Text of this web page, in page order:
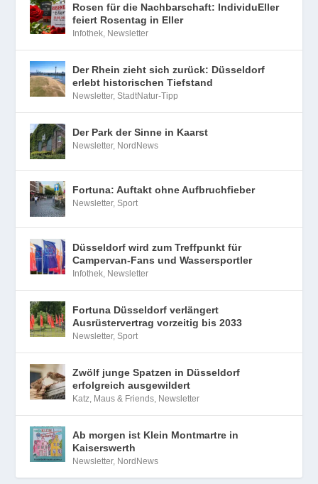
Rosen für die Nachbarschaft: IndividuEller
feiert Rosentag in Eller
Infothek Newsletter
Der Rhein zieht sich zurück: Düsseldorf
erlebt historischen Tiefstand
Newsletter,StadtNatur-Tipp
Der Park der Sinne in Kaarst
Newsletter, NordNews
Fortuna: Auftakt ohne Aufbruchfieber
Newsletter,Sport
Düsseldorf wird zum Treffpunkt für
Campervan-Fans und Wassersportler
Infothek Newsletter
Fortuna Düsseldorf verlängert
Ausrüstervertrag vorzeitig bis 2033
Newsletter,Sport
Zwölf junge Spatzen in Düsseldorf
erfolgreich ausgewildert
Katz, Maus & Friends Newsletter
Ab morgen ist Klein Montmartre in
Kaiserswerth
Newsletter, NordNews